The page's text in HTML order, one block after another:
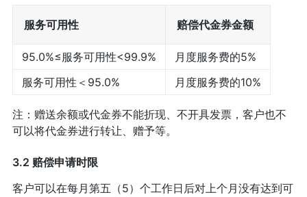
服务可用性 赔偿代金券金额
95.0%≤服务可用性<99.9%
月度服务费的5%
服务可用性＜95.0%
月度服务费的10%
注：赠送余额或代金券不能折现、不开具发票，客户也不
可以将代金券进行转让、赠予等。
3.2 赔偿申请时限
客户可以在每月第五（5）个工作日后对上个月没有达到可